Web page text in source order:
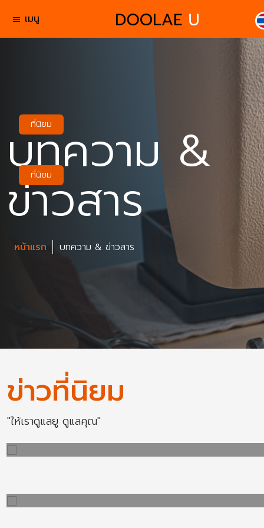
menu เมนู
บทความ &
ข่าวสาร
หน้าแรก บทความ & ข่าวสาร
ข่าวที่นิยม
"ให้เราดูแลยู ดูแลคุณ"
ที่นิยม
ที่นิยม